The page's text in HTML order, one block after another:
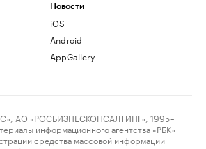
Новости
iOS
Android
AppGallery
АО «РОСБИЗНЕСКОНСАЛТИНГ», 1995–
информационного агентства «РБК»
средства массовой информации